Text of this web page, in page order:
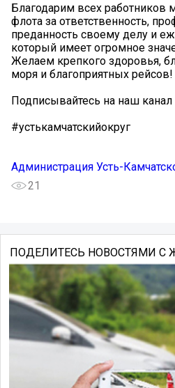
Благодарим всех работников
флота за ответственность,
преданность своему делу и
который имеет огромное
Желаем крепкого здоровья,
моря и благоприятных рейсов!
Подписывайтесь на наш
#устькамчатскийокруг
Администрация Усть-
21
ПОДЕЛИТЕСЬ НОВОСТЯМИ С